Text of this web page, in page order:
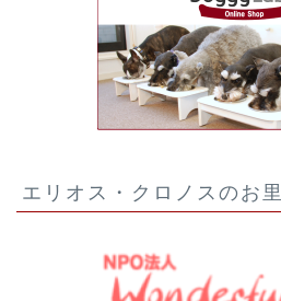
エリオス・クロノスのお里